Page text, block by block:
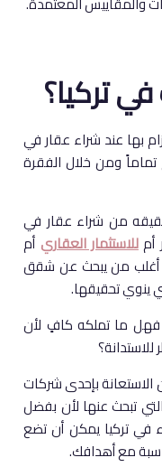
تركيا؟
بها عند شراء عقار في
ومن خلال الفقرة
من شراء عقار في
أمللاستثمار العقاري أم
من يبحث عن شقق
ينوي تحقيقها.
فهل ما تملكه كافٍ لأن
الاستعانة بإحدى شركات
تبحث عنها لأن بفضل
في تركيا يمكن أن تضع
مع أهدافك.